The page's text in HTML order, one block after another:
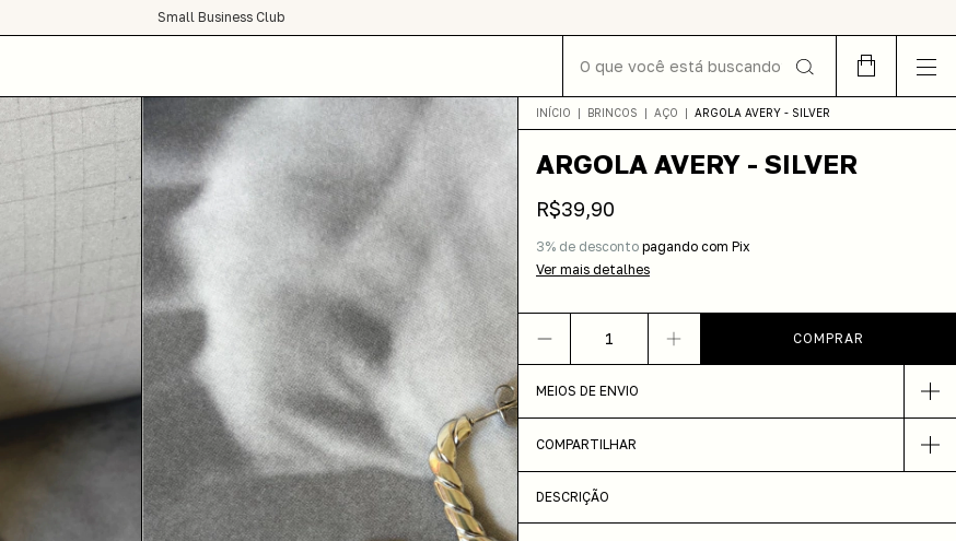
condições de frete grátis para todo Brasil :)
INÍCIO | BRINCOS | AÇO | ARGOLA AVERY - SILVER
ARGOLA AVERY - SILVER
R$39,90
3% de desconto pagando com Pix
Ver mais detalhes
MEIOS DE ENVIO
COMPARTILHAR
DESCRIÇÃO